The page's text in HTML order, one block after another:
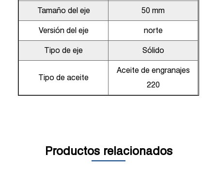
Tamaño del eje 50 mm
Versión del eje norte
Tipo de eje Sólido
Tipo de aceite
Aceite de engranajes
220
Productos relacionados